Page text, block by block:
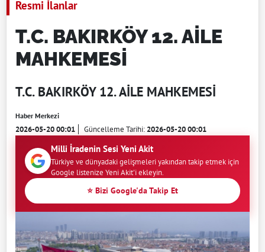
Resmi İlanlar
T.C. BAKIRKÖY 12. AİLE
MAHKEMESİ
T.C. BAKIRKÖY 12. AİLE MAHKEMESİ
Haber Merkezi
2026-05-20 00:01 Güncelleme Tarihi:2026-05-20 00:01
Milli İradenin Sesi Yeni Akit
Türkiye ve dünyadaki gelişmeleri yakından takip etmek için
Google listenize Yeni Akit'i ekleyin.
⭐ Bizi Google'da Takip Et